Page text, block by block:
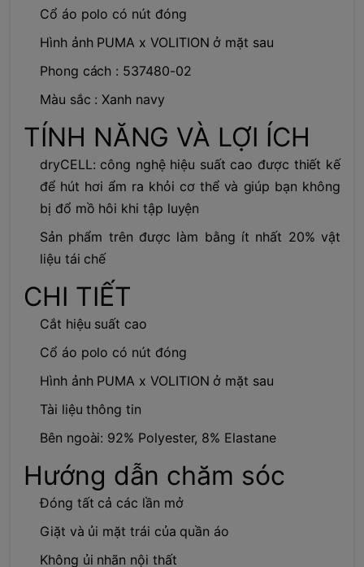
Cổ áo polo có nút đóng
Hình ảnh PUMA x VOLITION ở mặt sau
Phong cách : 537480-02
Màu sắc : Xanh navy
TÍNH NĂNG VÀ LỢI ÍCH
dryCELL: công nghệ hiệu suất cao được thiết kế
để hút hơi ẩm ra khỏi cơ thể và giúp bạn không
bị đổ mồ hôi khi tập luyện
Sản phẩm trên được làm bằng ít nhất 20% vật
liệu tái chế
CHI TIẾT
Cắt hiệu suất cao
Cổ áo polo có nút đóng
Hình ảnh PUMA x VOLITION ở mặt sau
Tài liệu thông tin
Bên ngoài: 92% Polyester, 8% Elastane
Hướng dẫn chăm sóc
Đóng tất cả các lần mở
Giặt và ủi mặt trái của quần áo
Không ủi nhãn nội thất